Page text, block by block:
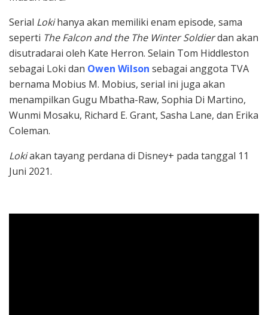
Serial Lokihanya akan memiliki enam episode, sama
seperti The Falcon and the The Winter Soldierdan akan
disutradarai oleh Kate Herron. Selain Tom Hiddleston
sebagai Loki dan Owen Wilson sebagai anggota TVA
bernama Mobius M. Mobius, serial ini juga akan
menampilkan Gugu Mbatha-Raw, Sophia Di Martino,
Wunmi Mosaku, Richard E. Grant, Sasha Lane, dan Erika
Coleman.
Lokiakan tayang perdana di Disney+ pada tanggal 11
Juni 2021.